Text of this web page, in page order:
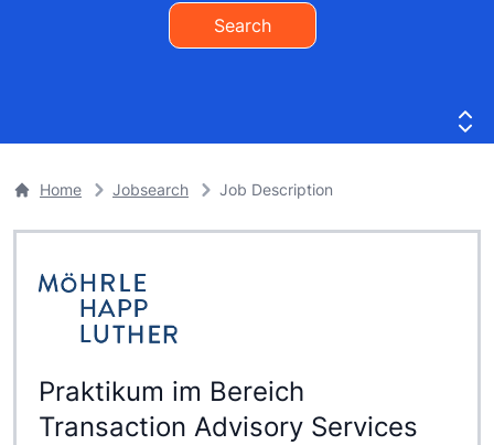
Search
Home Jobsearch Job Description
Praktikum im Bereich
Transaction Advisory Services